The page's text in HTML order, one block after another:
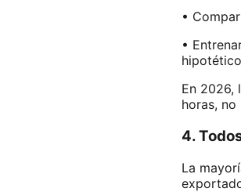
•
•
En 2026,
horas, no
4.
La